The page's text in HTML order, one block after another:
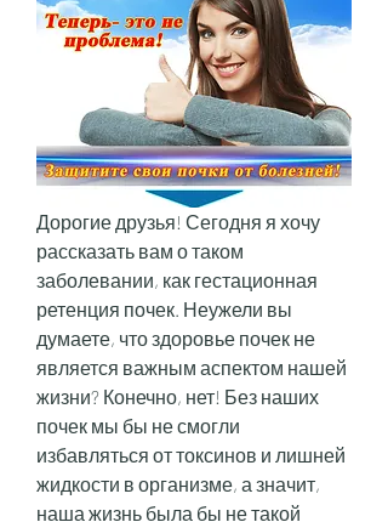
Дорогие друзья! Сегодня я хочу
рассказать вам о таком
заболевании, как гестационная
ретенция почек. Неужели вы
думаете, что здоровье почек не
является важным аспектом нашей
жизни? Конечно, нет! Без наших
почек мы бы не смогли
избавляться от токсинов и лишней
жидкости в организме, а значит,
наша жизнь была бы не такой